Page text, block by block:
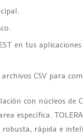
en tus
CSV para
con núcleos de
específica.
rápida e